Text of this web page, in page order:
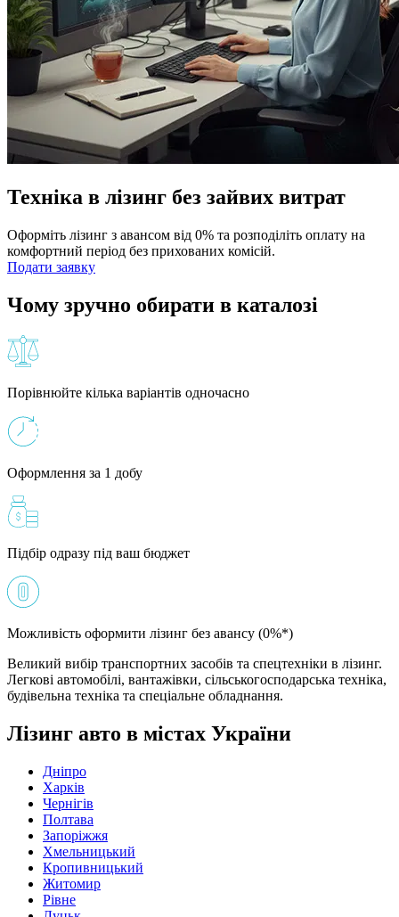
Техніка в лізинг без зайвих витрат
Оформіть лізинг з авансом від 0% та розподіліть оплату на
комфортний період без прихованих комісій.
Подати заявку
Чому зручно обирати в каталозі
Порівнюйте кілька варіантів одночасно
Оформлення за 1 добу
Підбір одразу під ваш бюджет
Можливість оформити лізинг без авансу (0%*)
Великий вибір транспортних засобів та спецтехніки в лізинг.
Легкові автомобілі, вантажівки, сільськогосподарська техніка,
будівельна техніка та спеціальне обладнання.
Лізинг авто в містах України
Дніпро
Харків
Чернігів
Полтава
Запоріжжя
Хмельницький
Кропивницький
Житомир
Рівне